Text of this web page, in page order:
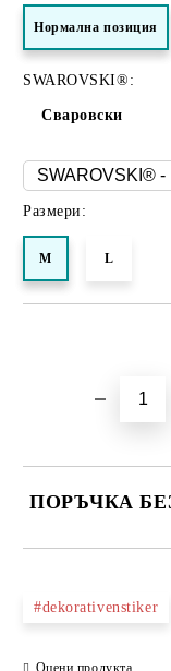
Нормалнa позиция
SWAROVSKI®:
Сваровски
Размери:
M L
ПОРЪЧКА
#dekorativenstiker
Оцени продукта